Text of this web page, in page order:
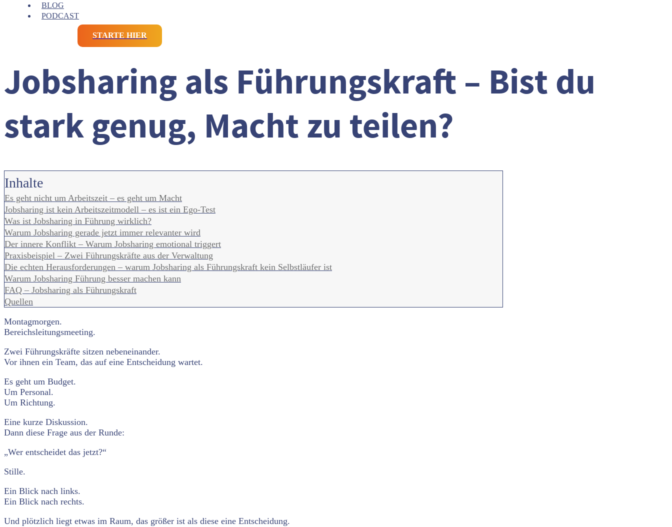
BLOG
PODCAST
STARTE HIER
Jobsharing als Führungskraft – Bist du
stark genug, Macht zu teilen?
Inhalte
Es geht nicht um Arbeitszeit – es geht um Macht
Jobsharing ist kein Arbeitszeitmodell – es ist ein Ego-Test
Was ist Jobsharing in Führung wirklich?
Warum Jobsharing gerade jetzt immer relevanter wird
Der innere Konflikt – Warum Jobsharing emotional triggert
Praxisbeispiel – Zwei Führungskräfte aus der Verwaltung
Die echten Herausforderungen – warum Jobsharing als Führungskraft kein Selbstläufer ist
Warum Jobsharing Führung besser machen kann
FAQ – Jobsharing als Führungskraft
Quellen
Montagmorgen.
Bereichsleitungsmeeting.
Zwei Führungskräfte sitzen nebeneinander.
Vor ihnen ein Team, das auf eine Entscheidung wartet.
Es geht um Budget.
Um Personal.
Um Richtung.
Eine kurze Diskussion.
Dann diese Frage aus der Runde:
„Wer entscheidet das jetzt?“
Stille.
Ein Blick nach links.
Ein Blick nach rechts.
Und plötzlich liegt etwas im Raum, das größer ist als diese eine Entscheidung.